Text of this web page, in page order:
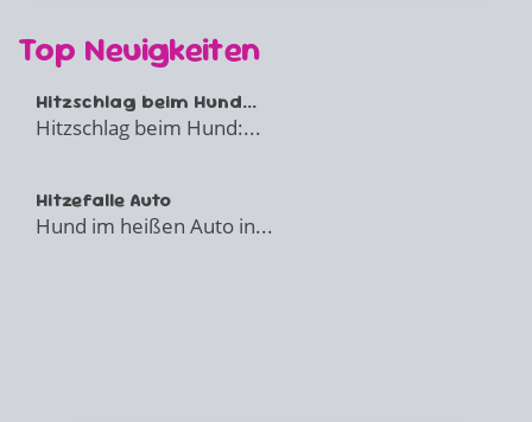
Top Neuigkeiten
Hitzschlag beim Hund...
Hitzschlag beim Hund:...
Hitzefalle Auto
Hund im heißen Auto in...